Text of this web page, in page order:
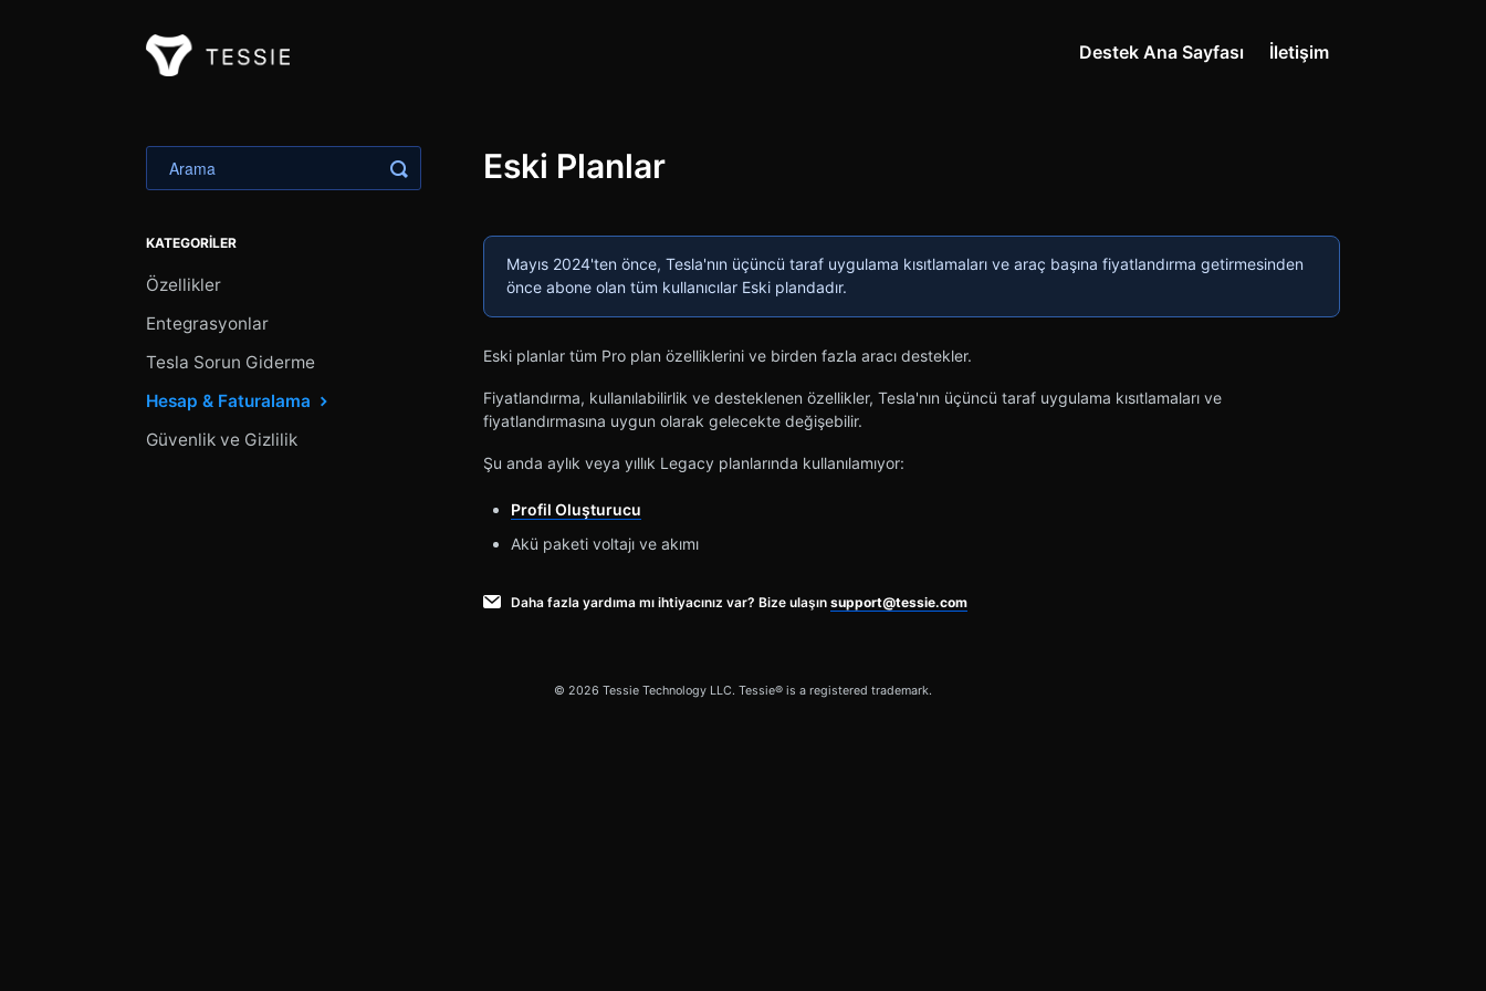
Destek Ana Sayfası İletişim
Eski Planlar
Mayıs 2024'ten önce, Tesla'nın üçüncü taraf uygulama kısıtlamaları ve araç başına fiyatlandırma getirmesinden
önce abone olan tüm kullanıcılar Eski plandadır.
Eski planlar tüm Pro plan özelliklerini ve birden fazla aracı destekler.
Fiyatlandırma, kullanılabilirlik ve desteklenen özellikler, Tesla'nın üçüncü taraf uygulama kısıtlamaları ve
fiyatlandırmasına uygun olarak gelecekte değişebilir.
Şu anda aylık veya yıllık Legacy planlarında kullanılamıyor:
Profil Oluşturucu
Akü paketi voltajı ve akımı
Daha fazla yardıma mı ihtiyacınız var? Bize ulaşın support@tessie.com
Aramayı Değiştir
KATEGORILER
Özellikler
Entegrasyonlar
Tesla Sorun Giderme
Hesap & Faturalama
Güvenlik ve Gizlilik
© 2026 Tessie Technology LLC. Tessie® is a registered trademark.